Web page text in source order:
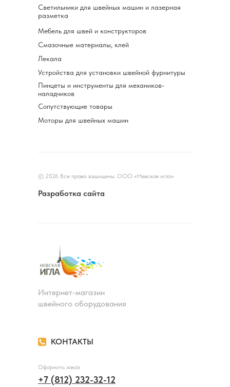
Светильники для швейных машин и лазерная
разметка
Смазочные материалы, клей
Мебель для швей и конструкторов
Лекала
Устройства для установки швейной фурнитуры
Пинцеты и инструменты для механиков-
наладчиков
Сопутствующие товары
Моторы для швейных машин
© 2026 Все права защищены. ООО «Невская игла»
Разработка сайта
КОНТАКТЫ
Интернет-магазин
швейного оборудования
+7 (812) 232-32-12
Оформить заказ